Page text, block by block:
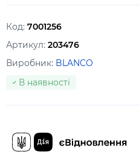
Код: 7001256
Артикул: 203476
Виробник: BLANCO
В наявності